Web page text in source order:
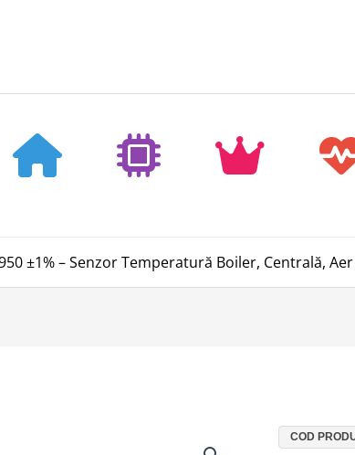
±1% – Senzor Temperatură Boiler, Centrală,
COD
Cantitate